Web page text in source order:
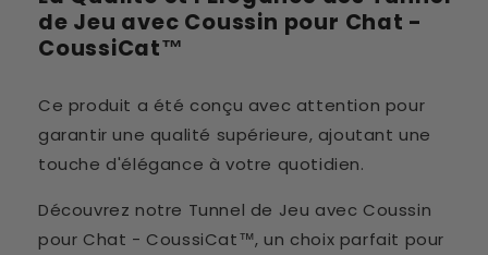
de Jeu avec Coussin pour Chat -
CoussiCat™
Ce produit a été conçu avec attention pour
garantir une qualité supérieure, ajoutant une
touche d'élégance à votre quotidien.
Découvrez notre Tunnel de Jeu avec Coussin
pour Chat - CoussiCat™, un choix parfait pour